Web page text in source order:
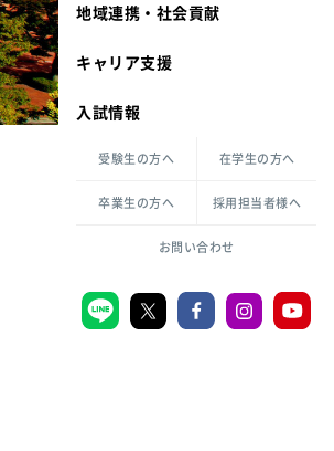
カリキュラム・ポリシー
倫理憲章
ハラスメントの防止
共生のための多様性宣言
生活文化デザイン学科
一般教育課程
大学祭
キャンパスメンバーズ
教職センター
学芸員課程
図書館司書課程
キリスト教文化研究所
生活環境科学研究所
地域連携・社会貢献
カリキュラム・入室方法
キャリア支援
入試情報
受験生の方へ 在学生の方へ
卒業生の方へ 採用担当者様へ
お問い合わせ